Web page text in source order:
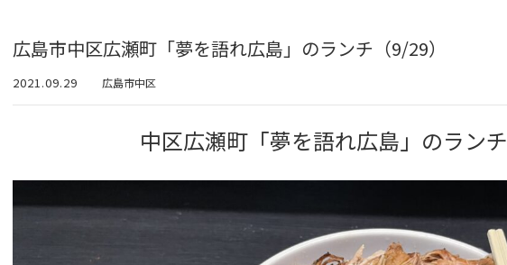
広島市中区広瀬町「夢を語れ広島」のランチ（9/29）
2021.09.29 広島市中区
中区広瀬町「夢を語れ広島」のランチ